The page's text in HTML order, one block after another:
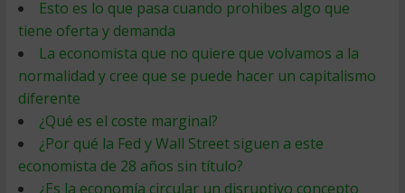
Esto es lo que pasa cuando prohibes algo que
tiene oferta y demanda
La economista que no quiere que volvamos a la
normalidad y cree que se puede hacer un capitalismo
diferente
¿Qué es el coste marginal?
¿Por qué la Fed y Wall Street siguen a este
economista de 28 años sin título?
¿Es la economía circular un disruptivo concepto